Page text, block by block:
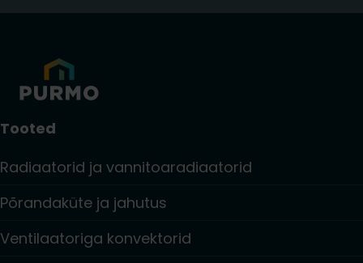
Tooted
Radiaatorid ja vannitoaradiaatorid
Põrandaküte ja jahutus
Ventilaatoriga konvektorid